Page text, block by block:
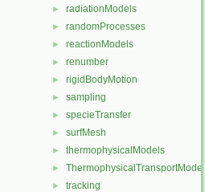
► radiationModels
► randomProcesses
► reactionModels
► renumber
► rigidBodyMotion
► sampling
► specieTransfer
► surfMesh
► thermophysicalModels
► ThermophysicalTransportModels
► tracking